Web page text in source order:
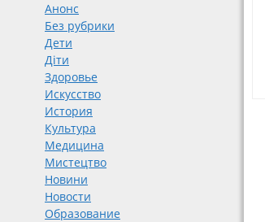
Анонс
Без рубрики
Дети
Діти
Здоровье
Искусство
История
Культура
Медицина
Мистецтво
Новини
Новости
Образование